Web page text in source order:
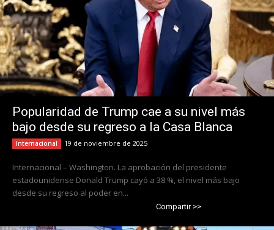
Popularidad de Trump cae a su nivel más
bajo desde su regreso a la Casa Blanca
Internacional 19 de noviembre de 2025
Internacional – Washington. La aprobación del presidente
estadounidense Donald Trump cayó a 38 %, el nivel más bajo
desde su regreso al poder en...
Compartir >>